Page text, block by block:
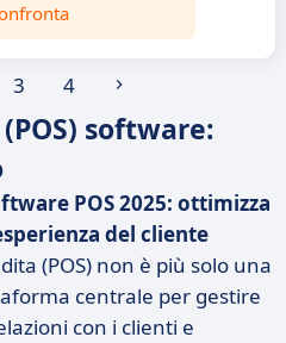
3 4
software:
POS 2025: ottimizza
del cliente
(POS) non è più solo una
centrale per gestire
con i clienti e